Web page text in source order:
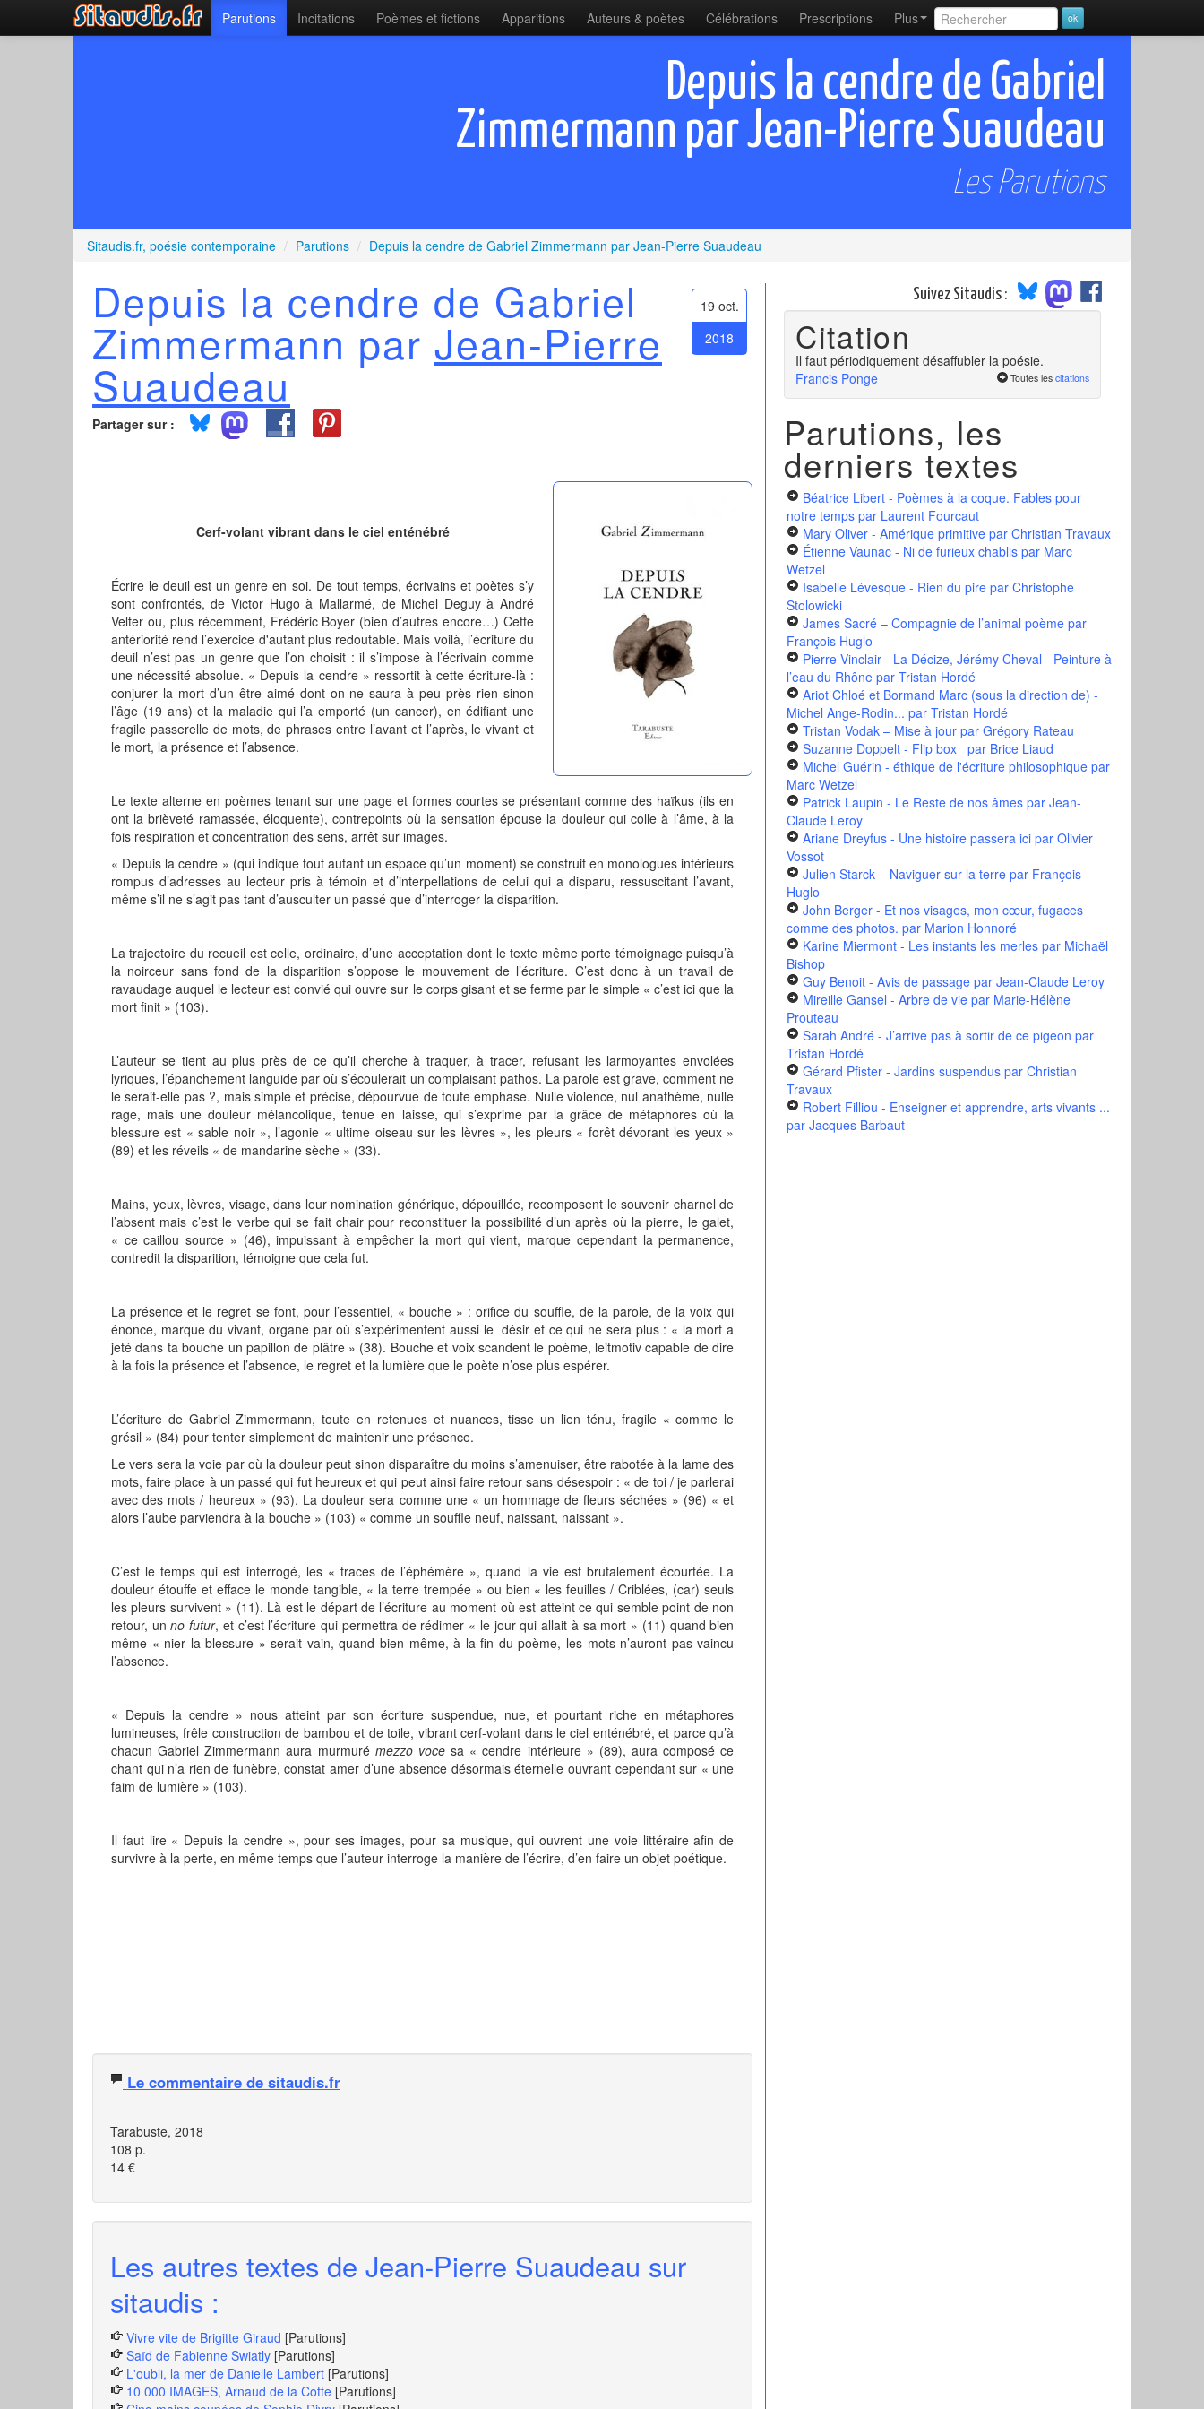
Parutions Incitations Poèmes et fictions Apparitions Auteurs & poètes Célébrations Prescriptions Plus
Depuis la cendre de Gabriel
Zimmermann par Jean-Pierre Suaudeau
Les Parutions
Sitaudis.fr, poésie contemporaine / Parutions / Depuis la cendre de Gabriel Zimmermann par Jean-Pierre Suaudeau
19 oct.
2018
Depuis la cendre de Gabriel
Zimmermann par Jean-Pierre
Suaudeau
Partager sur :
Cerf-volant vibrant dans le ciel enténébré
Écrire le deuil est un genre en soi. De tout temps, écrivains et poètes s’y
sont confrontés, de Victor Hugo à Mallarmé, de Michel Deguy à André
Velter ou, plus récemment, Frédéric Boyer (bien d’autres encore…) Cette
antériorité rend l’exercice d'autant plus redoutable. Mais voilà, l’écriture du
deuil n’est pas un genre que l’on choisit : il s’impose à l’écrivain comme
une nécessité absolue. « Depuis la cendre » ressortit à cette écriture-là :
conjurer la mort d’un être aimé dont on ne saura à peu près rien sinon
l’âge (19 ans) et la maladie qui l’a emporté (un cancer), en édifiant une
fragile passerelle de mots, de phrases entre l’avant et l’après, le vivant et
le mort, la présence et l’absence.
Le texte alterne en poèmes tenant sur une page et formes courtes se présentant comme des haïkus (ils en
ont la brièveté ramassée, éloquente), contrepoints où la sensation épouse la douleur qui colle à l’âme, à la
fois respiration et concentration des sens, arrêt sur images.
« Depuis la cendre » (qui indique tout autant un espace qu’un moment) se construit en monologues intérieurs
rompus d’adresses au lecteur pris à témoin et d’interpellations de celui qui a disparu, ressuscitant l’avant,
même s’il ne s’agit pas tant d’ausculter un passé que d’interroger la disparition.
La trajectoire du recueil est celle, ordinaire, d’une acceptation dont le texte même porte témoignage puisqu’à
la noirceur sans fond de la disparition s’oppose le mouvement de l’écriture. C’est donc à un travail de
ravaudage auquel le lecteur est convié qui ouvre sur le corps gisant et se ferme par le simple « c’est ici que la
mort finit » (103).
L’auteur se tient au plus près de ce qu’il cherche à traquer, à tracer, refusant les larmoyantes envolées
lyriques, l’épanchement languide par où s’écoulerait un complaisant pathos. La parole est grave, comment ne
le serait-elle pas ?, mais simple et précise, dépourvue de toute emphase. Nulle violence, nul anathème, nulle
rage, mais une douleur mélancolique, tenue en laisse, qui s’exprime par la grâce de métaphores où la
blessure est « sable noir », l’agonie « ultime oiseau sur les lèvres », les pleurs « forêt dévorant les yeux »
(89) et les réveils « de mandarine sèche » (33).
Mains, yeux, lèvres, visage, dans leur nomination générique, dépouillée, recomposent le souvenir charnel de
l’absent mais c’est le verbe qui se fait chair pour reconstituer la possibilité d’un après où la pierre, le galet,
« ce caillou source » (46), impuissant à empêcher la mort qui vient, marque cependant la permanence,
contredit la disparition, témoigne que cela fut.
La présence et le regret se font, pour l’essentiel, « bouche » : orifice du souffle, de la parole, de la voix qui
énonce, marque du vivant, organe par où s’expérimentent aussi le désir et ce qui ne sera plus : « la mort a
jeté dans ta bouche un papillon de plâtre » (38). Bouche et voix scandent le poème, leitmotiv capable de dire
à la fois la présence et l’absence, le regret et la lumière que le poète n’ose plus espérer.
L’écriture de Gabriel Zimmermann, toute en retenues et nuances, tisse un lien ténu, fragile « comme le
grésil » (84) pour tenter simplement de maintenir une présence.
Le vers sera la voie par où la douleur peut sinon disparaître du moins s’amenuiser, être rabotée à la lame des
mots, faire place à un passé qui fut heureux et qui peut ainsi faire retour sans désespoir : « de toi / je parlerai
avec des mots / heureux » (93). La douleur sera comme une « un hommage de fleurs séchées » (96) « et
alors l’aube parviendra à la bouche » (103) « comme un souffle neuf, naissant, naissant ».
C’est le temps qui est interrogé, les « traces de l’éphémère », quand la vie est brutalement écourtée. La
douleur étouffe et efface le monde tangible, « la terre trempée » ou bien « les feuilles / Criblées, (car) seuls
les pleurs survivent » (11). Là est le départ de l’écriture au moment où est atteint ce qui semble point de non
retour, unno futur, et c’est l’écriture qui permettra de rédimer « le jour qui allait à sa mort » (11) quand bien
même « nier la blessure » serait vain, quand bien même, à la fin du poème, les mots n’auront pas vaincu
l’absence.
« Depuis la cendre » nous atteint par son écriture suspendue, nue, et pourtant riche en métaphores
lumineuses, frêle construction de bambou et de toile, vibrant cerf-volant dans le ciel enténébré, et parce qu’à
chacun Gabriel Zimmermann aura murmuré mezzo vocesa « cendre intérieure » (89), aura composé ce
chant qui n’a rien de funèbre, constat amer d’une absence désormais éternelle ouvrant cependant sur « une
faim de lumière » (103).
Il faut lire « Depuis la cendre », pour ses images, pour sa musique, qui ouvrent une voie littéraire afin de
survivre à la perte, en même temps que l’auteur interroge la manière de l’écrire, d’en faire un objet poétique.
Le commentaire de sitaudis.fr
Tarabuste, 2018
108 p.
14 €
Les autres textes de Jean-Pierre Suaudeau sur
sitaudis :
Vivre vite de Brigitte Giraud [Parutions]
Saïd de Fabienne Swiatly [Parutions]
L'oubli, la mer de Danielle Lambert [Parutions]
10 000 IMAGES, Arnaud de la Cotte [Parutions]
Suivez Sitaudis :
Citation
Il faut périodiquement désaffubler la poésie.
Francis Ponge
Toutes les citations
Parutions, les
derniers textes
Béatrice Libert - Poèmes à la coque. Fables pour
notre tempspar Laurent Fourcaut
Mary Oliver - Amérique primitivepar Christian Travaux
Étienne Vaunac - Ni de furieux chablispar Marc
Wetzel
Isabelle Lévesque - Rien du pirepar Christophe
Stolowicki
James Sacré – Compagnie de l’animal poèmepar
François Huglo
Pierre Vinclair - La Décize, Jérémy Cheval - Peinture à
l’eau du Rhônepar Tristan Hordé
Ariot Chloé et Bormand Marc (sous la direction de) -
Michel Ange-Rodin... par Tristan Hordé
Tristan Vodak – Mise à jourpar Grégory Rateau
Suzanne Doppelt - Flip box par Brice Liaud
Michel Guérin - éthique de l'écriture philosophiquepar
Marc Wetzel
Patrick Laupin - Le Reste de nos âmespar Jean-
Claude Leroy
Ariane Dreyfus - Une histoire passera icipar Olivier
Vossot
Julien Starck – Naviguer sur la terrepar François
Huglo
John Berger - Et nos visages, mon cœur, fugaces
comme des photos. par Marion Honnoré
Karine Miermont - Les instants les merlespar Michaël
Bishop
Guy Benoit - Avis de passagepar Jean-Claude Leroy
Mireille Gansel - Arbre de viepar Marie-Hélène
Prouteau
Sarah André - J’arrive pas à sortir de ce pigeon par
Tristan Hordé
Gérard Pfister - Jardins suspenduspar Christian
Travaux
Robert Filliou - Enseigner et apprendre, arts vivants ...
par Jacques Barbaut